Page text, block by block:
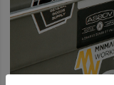
ITEM キッチン・イン
ITEM アウトドア・キ